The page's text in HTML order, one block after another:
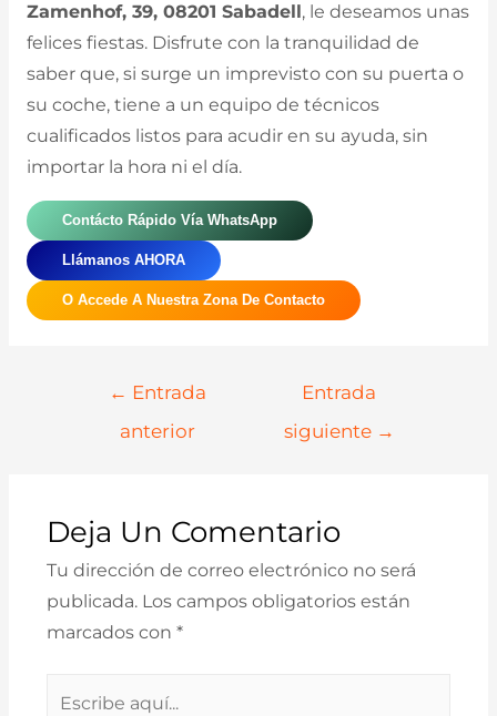
Zamenhof, 39, 08201 Sabadell , le deseamos unas
felices fiestas. Disfrute con la tranquilidad de
saber que, si surge un imprevisto con su puerta o
su coche, tiene a un equipo de técnicos
cualificados listos para acudir en su ayuda, sin
importar la hora ni el día.
Contácto Rápido Vía WhatsApp
Llámanos AHORA
O Accede A Nuestra Zona De Contacto
Navegación
← Entrada
anterior
Entrada
siguiente →
Deja Un Comentario
Tu dirección de correo electrónico no será
publicada. Los campos obligatorios están
marcados con *